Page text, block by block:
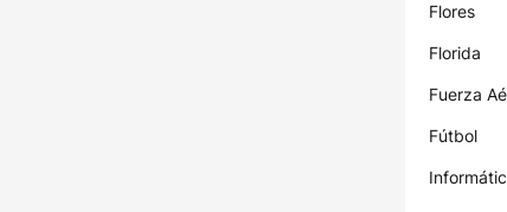
Flores
Florida
Fuerza
Fútbol